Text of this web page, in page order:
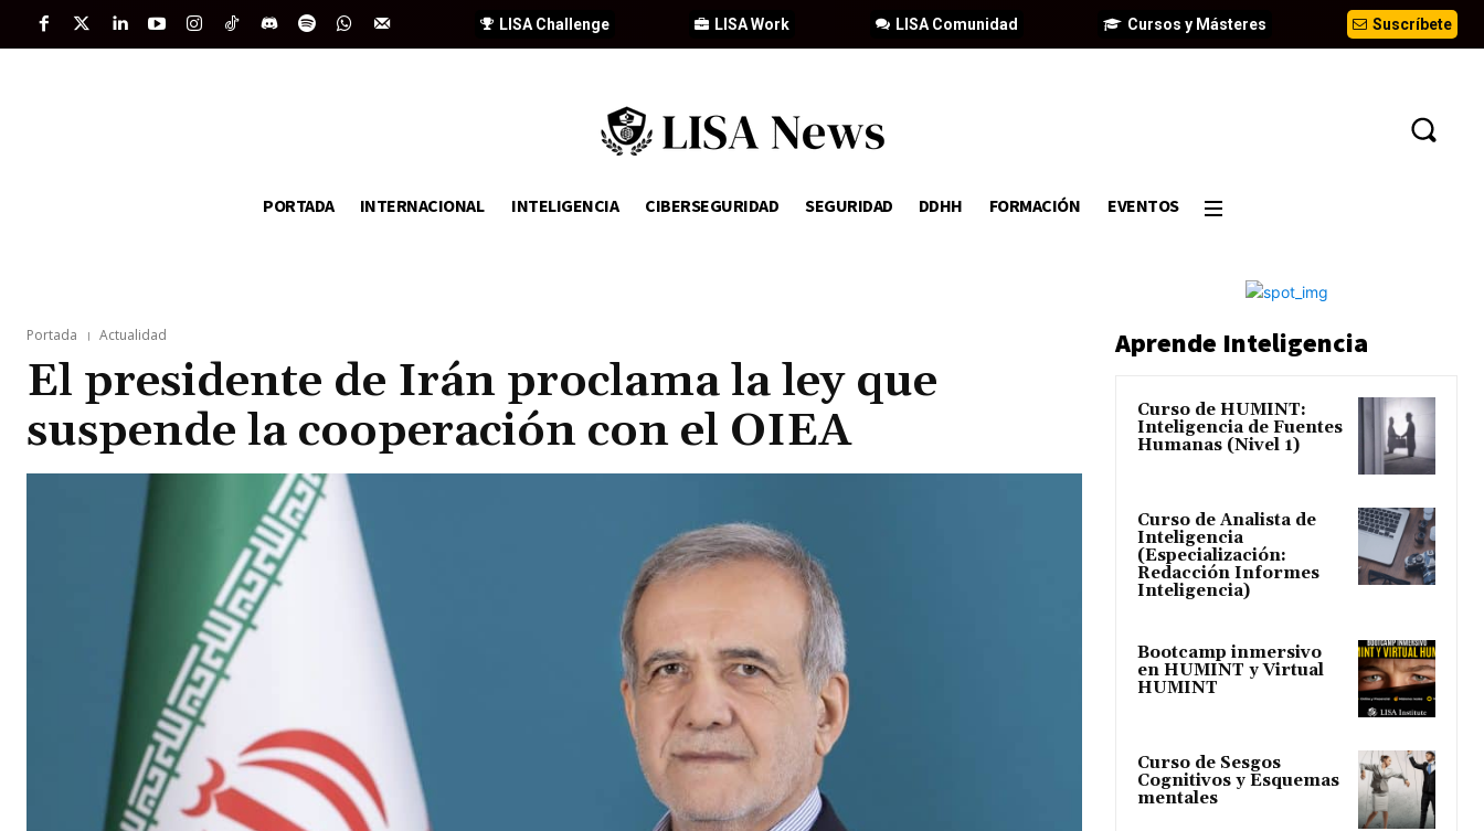
Suscríbete
Cursos y Másteres
LISA Comunidad
LISA Work
LISA Challenge
PORTADA INTERNACIONAL INTELIGENCIA CIBERSEGURIDAD SEGURIDAD DDHH FORMACIÓN EVENTOS
Portada Actualidad
El presidente de Irán proclama la ley que
suspende la cooperación con el OIEA
Aprende Inteligencia
Curso de HUMINT:
Inteligencia de Fuentes
Humanas (Nivel 1)
Curso de Analista de
Inteligencia
(Especialización:
Redacción Informes
Inteligencia)
Bootcamp inmersivo
en HUMINT y Virtual
HUMINT
Curso de Sesgos
Cognitivos y Esquemas
mentales